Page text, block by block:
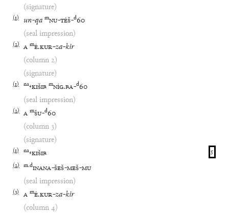
(signature)
(1) un-qa mNU-TÉŠ-d60
(seal impression)
(2) A mÉ.KUR-za-kir
(column 2)
(signature)
(1) na₄KIŠIB mNÍG.BA-d60
(seal impression)
(2) A mŠU-d60
(column 3)
(signature)
(1) na₄KIŠIB 5
(2) m.dINANA-ŠEŠ-MEŠ-MU
(seal impression)
(3) A mÉ.KUR-za-kir
(column 4)